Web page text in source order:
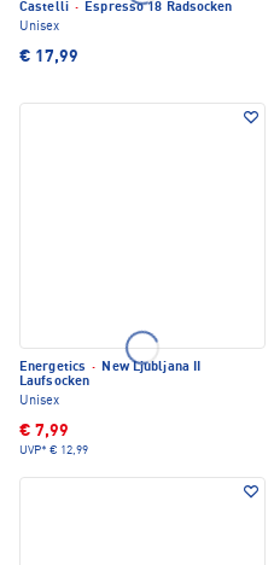
Castelli · Espresso 18 Radsocken
Unisex
€ 17,99
Energetics · New Ljubljana II
Laufsocken
Unisex
€ 7,99
UVP* € 12,99